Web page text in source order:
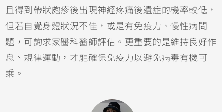
且得到帶狀皰疹後出現神經疼痛後遺症的機率較低，
但若自覺身體狀況不佳，或是有免疫力、慢性病問
題，可詢求家醫科醫師評估。更重要的是維持良好作
息、規律運動，才能確保免疫力以避免病毒有機可
乘。